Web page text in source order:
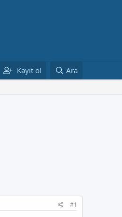
Kayıt ol Ara
#1